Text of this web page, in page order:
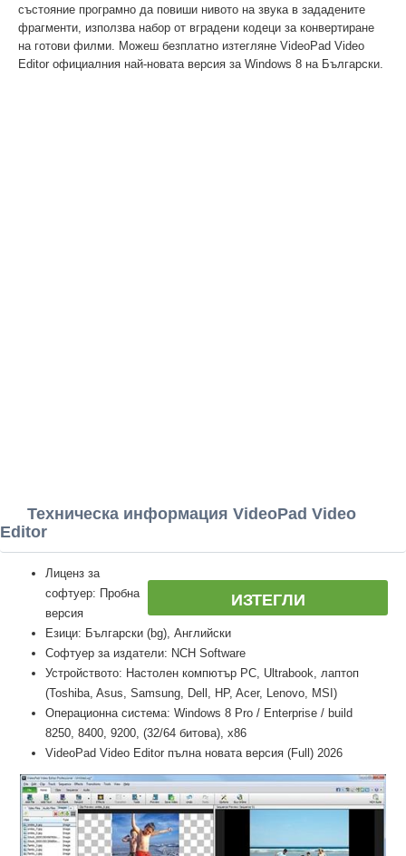
състояние програмно да повиши нивото на звука в зададените
фрагменти, използва набор от вградени кодеци за конвертиране
на готови филми. Можеш безплатно изтегляне VideoPad Video
Editor официалния най-новата версия за Windows 8 на Български.
Техническа информация VideoPad Video
Editor
ИЗТЕГЛИ
Лиценз за
софтуер: Пробна
версия
Езици: Български (bg), Английски
Софтуер за издатели: NCH Software
Устройството: Настолен компютър PC, Ultrabook, лаптоп
(Toshiba, Asus, Samsung, Dell, HP, Acer, Lenovo, MSI)
Операционна система: Windows 8 Pro / Enterprise / build
8250, 8400, 9200, (32/64 битова), x86
VideoPad Video Editor пълна новата версия (Full) 2026